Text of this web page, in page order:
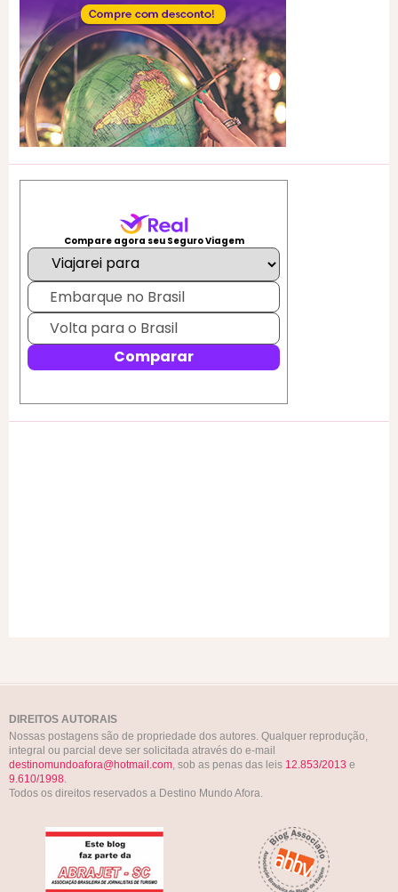
DIREITOS AUTORAIS
Nossas postagens são de propriedade dos autores. Qualquer reprodução,
integral ou parcial deve ser solicitada através do e-mail
destinomundoafora@hotmail.com, sob as penas das leis 12.853/2013 e
9.610/1998.
Todos os direitos reservados a Destino Mundo Afora.